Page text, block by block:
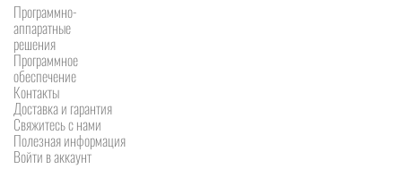
Программно-
аппаратные
решения
Программное
обеспечение
Контакты
Доставка и гарантия
Свяжитесь с нами
Полезная информация
Войти в аккаунт